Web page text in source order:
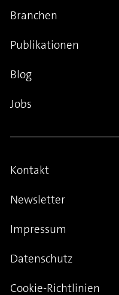
Branchen
Publikationen
Blog
Jobs
Kontakt
Newsletter
Impressum
Datenschutz
Cookie-Richtlinien